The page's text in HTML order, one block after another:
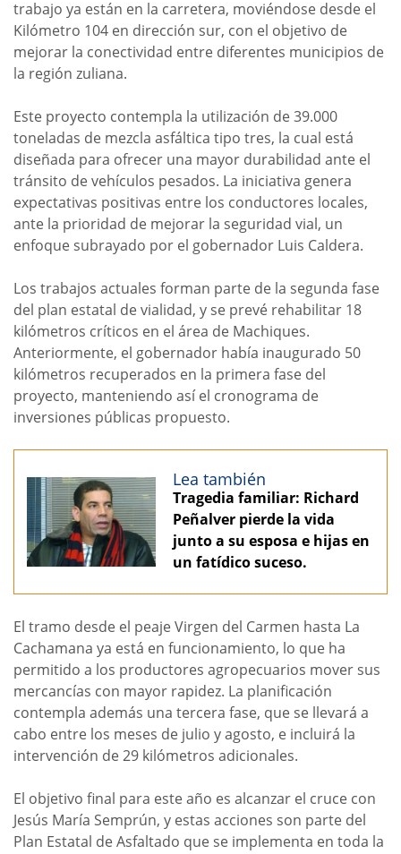
trabajo ya están en la carretera, moviéndose desde el
Kilómetro 104 en dirección sur, con el objetivo de
mejorar la conectividad entre diferentes municipios de
la región zuliana.
Este proyecto contempla la utilización de 39.000
toneladas de mezcla asfáltica tipo tres, la cual está
diseñada para ofrecer una mayor durabilidad ante el
tránsito de vehículos pesados. La iniciativa genera
expectativas positivas entre los conductores locales,
ante la prioridad de mejorar la seguridad vial, un
enfoque subrayado por el gobernador Luis Caldera.
Los trabajos actuales forman parte de la segunda fase
del plan estatal de vialidad, y se prevé rehabilitar 18
kilómetros críticos en el área de Machiques.
Anteriormente, el gobernador había inaugurado 50
kilómetros recuperados en la primera fase del
proyecto, manteniendo así el cronograma de
inversiones públicas propuesto.
Lea también
Tragedia familiar: Richard
Peñalver pierde la vida
junto a su esposa e hijas en
un fatídico suceso.
El tramo desde el peaje Virgen del Carmen hasta La
Cachamana ya está en funcionamiento, lo que ha
permitido a los productores agropecuarios mover sus
mercancías con mayor rapidez. La planificación
contempla además una tercera fase, que se llevará a
cabo entre los meses de julio y agosto, e incluirá la
intervención de 29 kilómetros adicionales.
El objetivo final para este año es alcanzar el cruce con
Jesús María Semprún, y estas acciones son parte del
Plan Estatal de Asfaltado que se implementa en toda la